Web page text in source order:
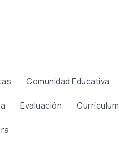
Comunidad Educativa
Evaluación Currículum